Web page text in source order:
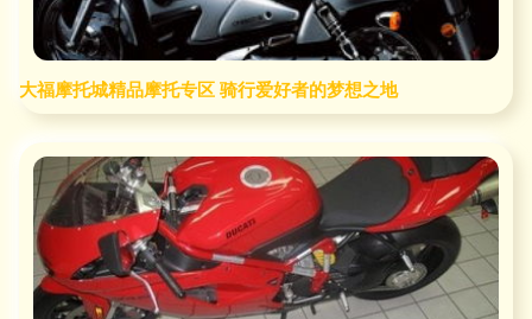
大福摩托城精品摩托专区 骑行爱好者的梦想之地